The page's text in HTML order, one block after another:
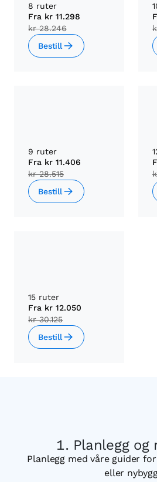
8 ruter
Fra kr 11.298
kr 28.246
Bestill
9 ruter
Fra kr 11.406
kr 28.515
Bestill
15 ruter
Fra kr 12.050
kr 30.125
Bestill
Planlegg og
Planlegg med våre guider
eller